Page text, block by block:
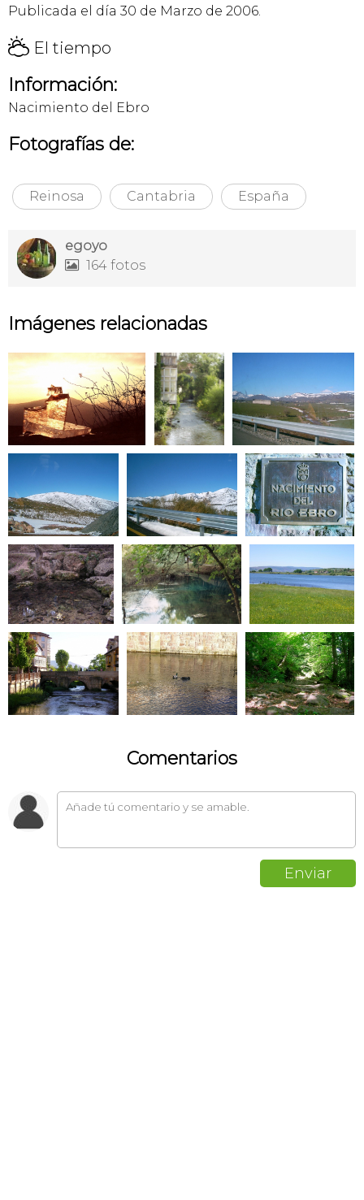
Publicada el día 30 de Marzo de 2006.
H El tiempo
Información:
Nacimiento del Ebro
Fotografías de:
Reinosa Cantabria España
egoyo
 164 fotos
Imágenes relacionadas
Comentarios